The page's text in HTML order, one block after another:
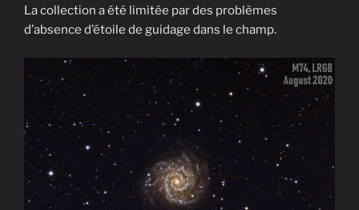
La collection a été limitée par des problèmes
d’absence d’étoile de guidage dans le champ.